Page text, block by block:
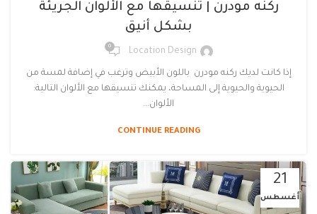
ركنه مودرن | تنسيقها مع الألوان الجريئة
بشكل أنيق
Location Design
0
إذا كانت لديك ركنه مودرن باللون الأبيض وترغب في إضافة لمسة من
الحيوية والحيوية إلى المساحة، يمكنك تنسيقها مع الألوان التالية:
الألوان...
CONTINUE READING
21
أغسطس